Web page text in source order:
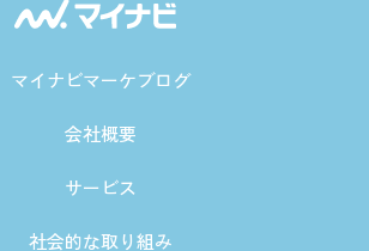
マイナビマーケブログ
会社概要
サービス
社会的な取り組み